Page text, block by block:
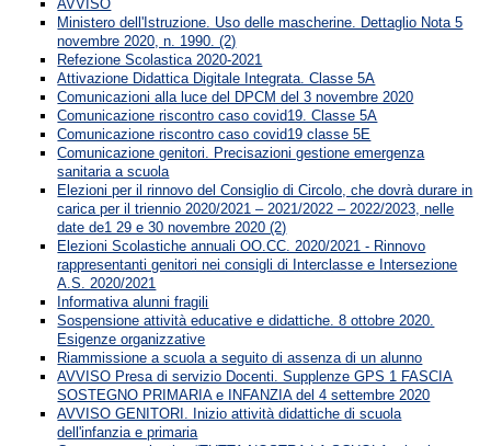
AVVISO
Ministero dell'Istruzione. Uso delle mascherine. Dettaglio Nota 5
novembre 2020, n. 1990. (2)
Refezione Scolastica 2020-2021
Attivazione Didattica Digitale Integrata. Classe 5A
Comunicazioni alla luce del DPCM del 3 novembre 2020
Comunicazione riscontro caso covid19. Classe 5A
Comunicazione riscontro caso covid19 classe 5E
Comunicazione genitori. Precisazioni gestione emergenza
sanitaria a scuola
Elezioni per il rinnovo del Consiglio di Circolo, che dovrà durare in
carica per il triennio 2020/2021 – 2021/2022 – 2022/2023, nelle
date de1 29 e 30 novembre 2020 (2)
Elezioni Scolastiche annuali OO.CC. 2020/2021 - Rinnovo
rappresentanti genitori nei consigli di Interclasse e Intersezione
A.S. 2020/2021
Informativa alunni fragili
Sospensione attività educative e didattiche. 8 ottobre 2020.
Esigenze organizzative
Riammissione a scuola a seguito di assenza di un alunno
AVVISO Presa di servizio Docenti. Supplenze GPS 1 FASCIA
SOSTEGNO PRIMARIA e INFANZIA del 4 settembre 2020
AVVISO GENITORI. Inizio attività didattiche di scuola
dell'infanzia e primaria